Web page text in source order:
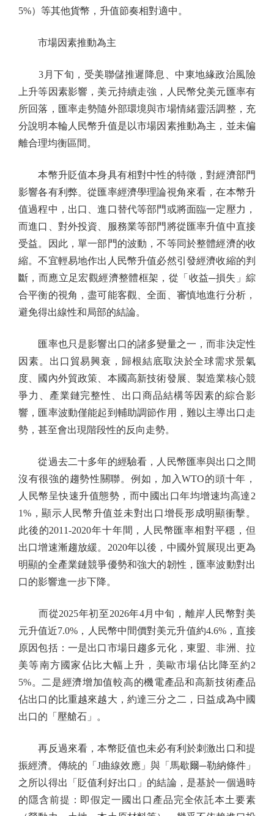
5%）等其他貨幣，升值節奏相對適中。
市場因素推動為主
3月下旬，受美聯儲推遲降息、中東地緣政治風險
上升等因素影響，美元持續走強，人民幣兌美元匯率有
所回落，匯率走勢隨外部環境與市場情緒靈活調整，充
分說明本輪人民幣升值是以市場因素推動為主，並未偏
離合理均衡區間。
本幣升貶值本身具有相對中性的特徵，對經濟部門
影響各有利弊。從匯率經濟學理論視角來看，在本幣升
值過程中，出口、進口替代等部門或將面臨一定壓力，
而進口、對外投資、服務業等部門將從匯率升值中直接
受益。因此，單一部門的波動，不等同於整體經濟的收
縮。不宜輕易地作出人民幣升值必然引發經濟收縮的判
斷，而應立足宏觀經濟整體框架，從「收益─損失」綜
合平衡的視角，盡可能客觀、全面、審慎地進行分析，
避免得出線性和局部的結論。
匯率也只是影響出口的諸多變量之一，而非決定性
因素。出口貿易興衰，歸根結底取決於全球需求景氣
度、國內外貿政策、本國高新技術發展、製造業核心競
爭力、產業鏈完整性、出口商品結構等因素的綜合影
響，匯率波動僅能起到輔助調節作用，難以主導出口走
勢，甚至會出現階段性的反向走勢。
從過去二十多年的經驗看，人民幣匯率與出口之間
沒有很強的趨勢性關聯。例如，加入WTO的頭十年，
人民幣呈快速升值態勢，而中國出口年均增速均高達2
1%，顯示人民幣升值並未對出口增長形成明顯衝擊。
此後的2011-2020年十年間，人民幣匯率相對平穩，但
出口增速漸趨放緩。2020年以後，中國外貿展現出更為
明顯的全產業鏈競爭優勢和強大的韌性，匯率波動對出
口的影響進一步下降。
而從2025年初至2026年4月中旬，離岸人民幣對美
元升值近7.0%，人民幣中間價對美元升值約4.6%，直接
原因包括：一是出口市場日趨多元化，東盟、非洲、拉
美等南方國家佔比大幅上升，美歐市場佔比降至約2
5%。二是經濟增加值較高的機電產品和高新技術產品
佔出口的比重越來越大，約達三分之二，日益成為中國
出口的「壓艙石」。
再反過來看，本幣貶值也未必有利於刺激出口和提
振經濟。傳統的「J曲線效應」與「馬歇爾─勒納條件」
之所以得出「貶值利好出口」的結論，是基於一個過時
的隱含前提：即假定一國出口產品完全依託本土要素